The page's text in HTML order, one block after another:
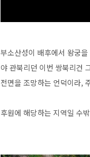
부소산성이 배후에서 왕궁
야 관북리던 이번 쌍북리건
전면을 조망하는 언덕이라,
후원에 해당하는 지역일 수